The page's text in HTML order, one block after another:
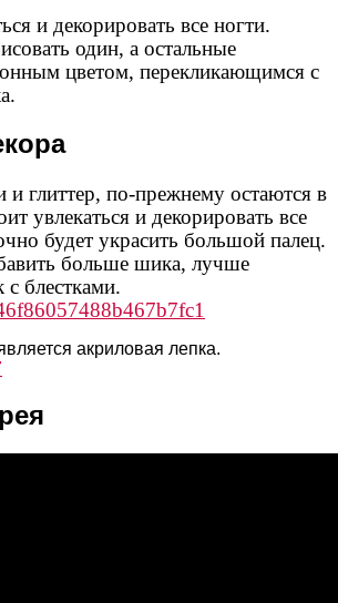
и декорировать все ногти.
один, а остальные
цветом, перекликающимся с
глиттер, по-прежнему остаются в
увлекаться и декорировать все
будет украсить большой палец.
больше шика, лучше
с блестками.
акриловая лепка.